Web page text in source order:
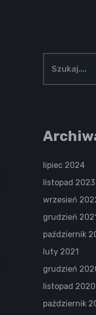
lipiec 2024
listopad 2023
wrzesień
grudzień
październik
luty 2021
grudzień
listopad 2020
październik